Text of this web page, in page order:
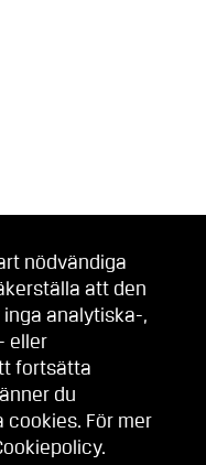
nödvändiga
att den
analytiska-,
eller
fortsätta
du
cookies. För mer
.